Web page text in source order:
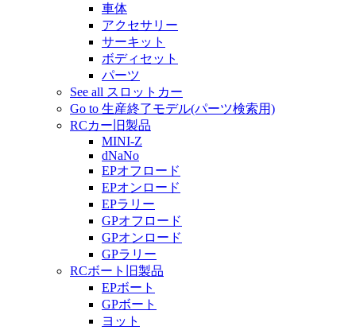
車体
アクセサリー
サーキット
ボディセット
パーツ
See all スロットカー
Go to 生産終了モデル(パーツ検索用)
RCカー旧製品
MINI-Z
dNaNo
EPオフロード
EPオンロード
EPラリー
GPオフロード
GPオンロード
GPラリー
RCボート旧製品
EPボート
GPボート
ヨット